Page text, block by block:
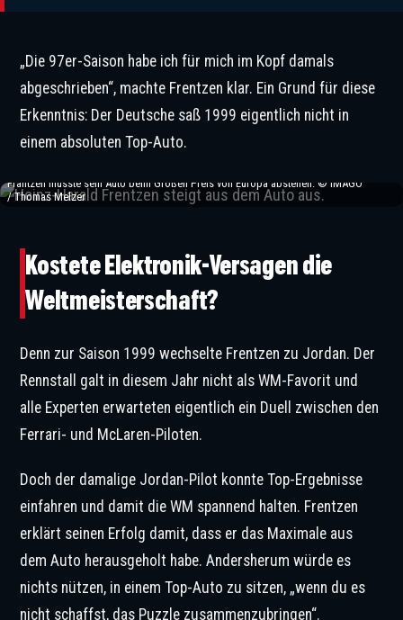
„Die 97er-Saison habe ich für mich im Kopf damals
abgeschrieben“, machte Frentzen klar. Ein Grund für diese
Erkenntnis: Der Deutsche saß 1999 eigentlich nicht in
einem absoluten Top-Auto.
Frantzen musste sein Auto beim Großen Preis von Europa abstellen. © IMAGO
/ Thomas Melzer
Kostete Elektronik-Versagen die
Weltmeisterschaft?
Denn zur Saison 1999 wechselte Frentzen zu Jordan. Der
Rennstall galt in diesem Jahr nicht als WM-Favorit und
alle Experten erwarteten eigentlich ein Duell zwischen den
Ferrari- und McLaren-Piloten.
Doch der damalige Jordan-Pilot konnte Top-Ergebnisse
einfahren und damit die WM spannend halten. Frentzen
erklärt seinen Erfolg damit, dass er das Maximale aus
dem Auto herausgeholt habe. Andersherum würde es
nichts nützen, in einem Top-Auto zu sitzen, „wenn du es
nicht schaffst, das Puzzle zusammenzubringen“.